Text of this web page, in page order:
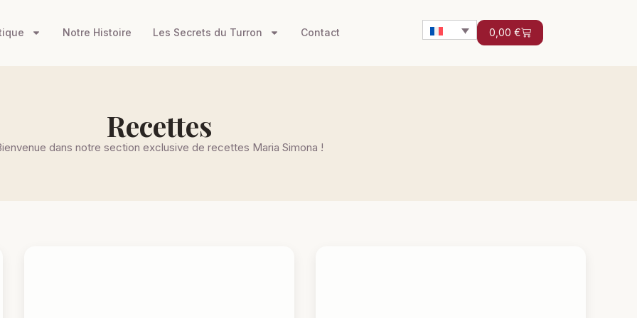
Notre Histoire Les Secrets du Turron Contact 0,00 €
Recettes
dans notre section exclusive de recettes Maria Simona !